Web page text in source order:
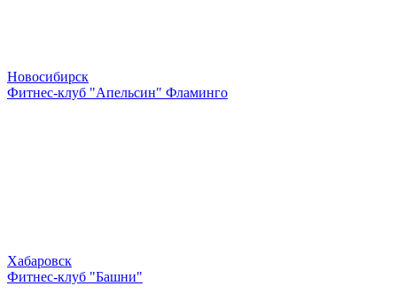
Новосибирск
Фитнес-клуб "Апельсин" Фламинго
Хабаровск
Фитнес-клуб "Башни"